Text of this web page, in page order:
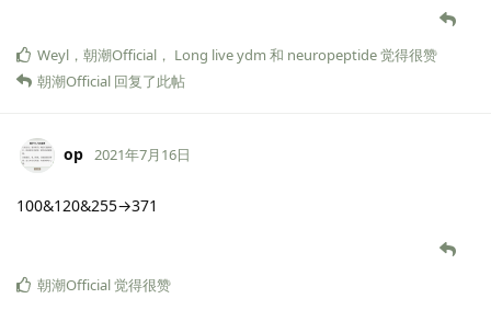
Weyl ， 朝潮Official ， Long live ydm 和 neuropeptide觉得很赞
朝潮Official 回复了此帖
op 2021年7月16日
100&120&255→371
朝潮Official觉得很赞